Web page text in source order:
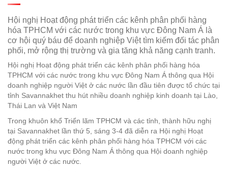
Hội nghị Hoạt động phát triển các kênh phân phối hàng
hóa TPHCM với các nước trong khu vực Đông Nam Á là
cơ hội quý báu để doanh nghiệp Việt tìm kiếm đối tác phân
phối, mở rộng thị trường và gia tăng khả năng cạnh tranh.
Hội nghị Hoạt động phát triển các kênh phân phối hàng hóa
TPHCM với các nước trong khu vực Đông Nam Á thông qua Hội
doanh nghiệp người Việt ở các nước lần đầu tiên được tổ chức tại
tỉnh Savannakhet thu hút nhiều doanh nghiệp kinh doanh tại Lào,
Thái Lan và Việt Nam
Trong khuôn khổ Triển lãm TPHCM và các tỉnh, thành hữu nghị
tại Savannakhet lần thứ 5, sáng 3-4 đã diễn ra Hội nghị Hoạt
động phát triển các kênh phân phối hàng hóa TPHCM với các
nước trong khu vực Đông Nam Á thông qua Hội doanh nghiệp
người Việt ở các nước.